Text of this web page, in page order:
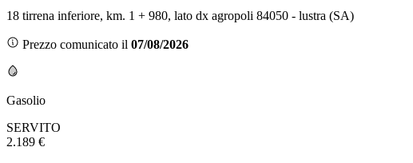
18 tirrena inferiore, km. 1 + 980, lato dx agropoli 84050 - lustra (SA)
Prezzo comunicato il 07/08/2026
Gasolio
SERVITO
2.189 €